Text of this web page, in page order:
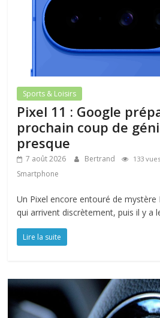
Sports & Loisirs
Pixel 11 : Google
prochain coup de
presque
7 août 2026 Bertrand 133 vues
Smartphone
Un Pixel encore entouré de mystère
qui arrivent discrètement, puis il y a
Lire la suite